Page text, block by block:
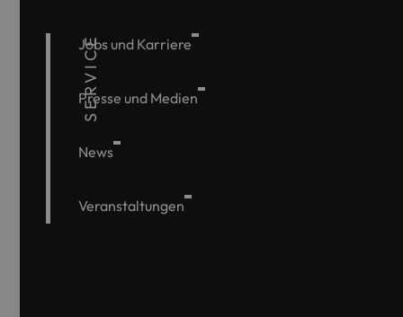
SERVICE
Jobs und Karriere
Presse und Medien
News
Veranstaltungen